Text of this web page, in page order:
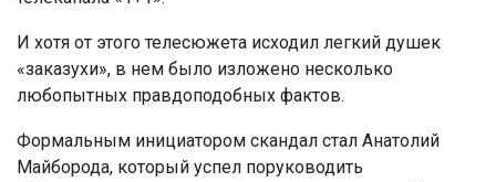
И хотя от этого телесюжета исходил легкий душек
«заказухи», в нем было изложено несколько
любопытных правдоподобных фактов.
Формальным инициатором скандал стал Анатолий
Майборода, который успел поруководить